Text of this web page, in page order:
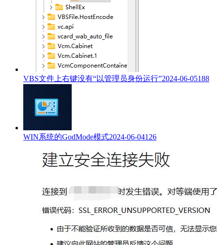
VBS文件上右键没有“以管理员身份运行”2024-06-05188
WIN系统的GodMode模式2024-06-04126